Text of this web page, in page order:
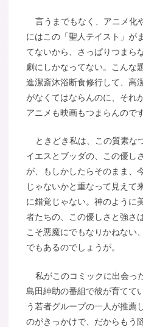
言うまでもなく、アニメ化
にはこの「聖人テイスト」が
てないから、さっぱりつまら
劇にしかなってない。こんな
進潔斎沐浴断食修行して、高
がなくてはならんのに、それ
アニメも映画もつまらんので
ときどき私は、この質素な
イエスとブッダの、この優し
が、もしかしたらそのまま、
じゃないかと重なって見えて
に錯覚じゃない。神のように
者たちの、この優しさと強さ
こそ悪魔にでもなりかねない
でもあるのでしょうが。
私がこのコミックに出会っ
島田紳助の番組で彼が育てて
う若者グループの一人が推薦
のがきっかけで、だからもう